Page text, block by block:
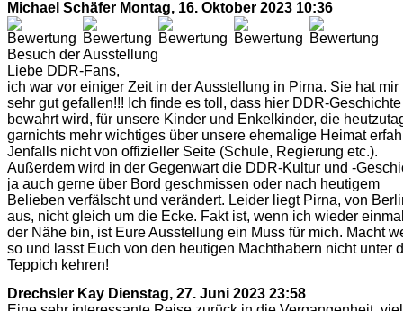
Michael Schäfer Montag, 16. Oktober 2023 10:36
Besuch der Ausstellung
Liebe DDR-Fans,
ich war vor einiger Zeit in der Ausstellung in Pirna. Sie hat mir
sehr gut gefallen!!! Ich finde es toll, dass hier DDR-Geschichte
bewahrt wird, für unsere Kinder und Enkelkinder, die
garnichts mehr wichtiges über unsere ehemalige Heimat
Jenfalls nicht von offizieller Seite (Schule, Regierung etc.).
Außerdem wird in der Gegenwart die DDR-Kultur und -
ja auch gerne über Bord geschmissen oder nach heutigem
Belieben verfälscht und verändert. Leider liegt Pirna, von
aus, nicht gleich um die Ecke. Fakt ist, wenn ich wieder
der Nähe bin, ist Eure Ausstellung ein Muss für mich. Macht
so und lasst Euch von den heutigen Machthabern nicht unter
Teppich kehren!
Drechsler Kay Dienstag, 27. Juni 2023 23:58